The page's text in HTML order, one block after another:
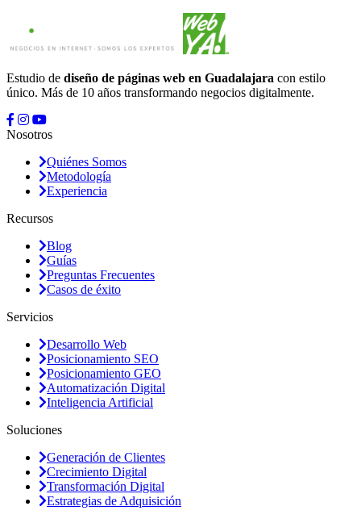
Estudio de diseño de páginas web en Guadalajara con estilo
único. Más de 10 años transformando negocios digitalmente.
Nosotros
Quiénes Somos
Metodología
Experiencia
Recursos
Blog
Guías
Preguntas Frecuentes
Casos de éxito
Servicios
Desarrollo Web
Posicionamiento SEO
Posicionamiento GEO
Automatización Digital
Inteligencia Artificial
Soluciones
Generación de Clientes
Crecimiento Digital
Transformación Digital
Estrategias de Adquisición